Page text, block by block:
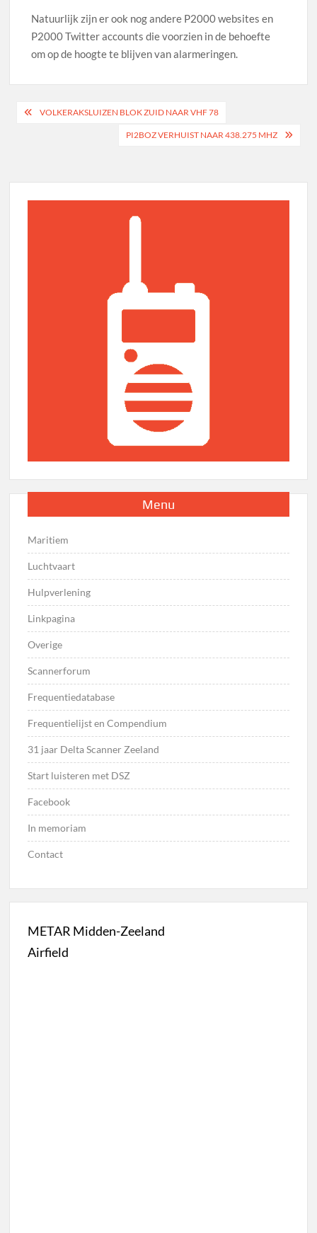
Natuurlijk zijn er ook nog andere P2000 websites en
P2000 Twitter accounts die voorzien in de behoefte
om op de hoogte te blijven van alarmeringen.
Bericht
VOLKERAKSLUIZEN BLOK ZUID NAAR VHF 78
PI2BOZ VERHUIST NAAR 438.275 MHZ
Menu
Maritiem
Luchtvaart
Hulpverlening
Linkpagina
Overige
Scannerforum
Frequentiedatabase
Frequentielijst en Compendium
31 jaar Delta Scanner Zeeland
Start luisteren met DSZ
Facebook
In memoriam
Contact
METAR Midden-Zeeland
Airfield